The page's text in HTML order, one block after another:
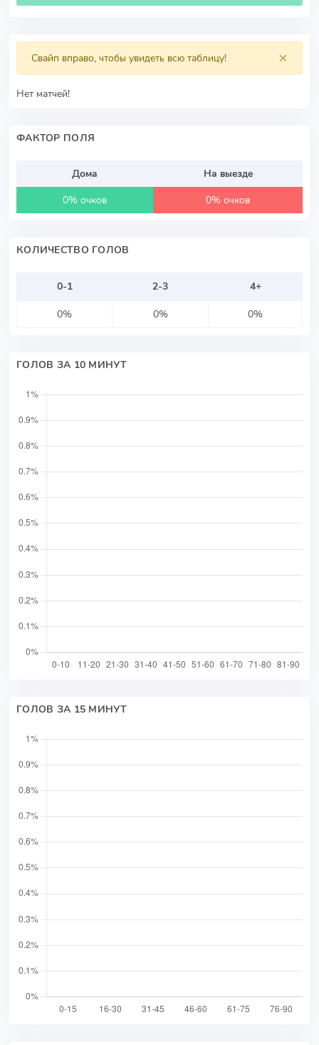
×
Свайп вправо, чтобы увидеть всю таблицу!
Нет матчей!
ФАКТОР ПОЛЯ
Дома
На выезде
0% очков
0% очков
КОЛИЧЕСТВО ГОЛОВ
0-1 2-3
4+
0%
0% 0%
ГОЛОВ ЗА 10 МИНУТ
ГОЛОВ ЗА 15 МИНУТ